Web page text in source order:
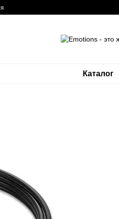
Каталог